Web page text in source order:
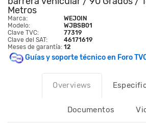
Metros
Marca:
WEJOIN
Modelo:
WJBSB01
Clave TVC:
77319
Clave del SAT:
46171619
Meses de garantía: 12
Guías y soporte técnico en Foro
Overviews
Documentos